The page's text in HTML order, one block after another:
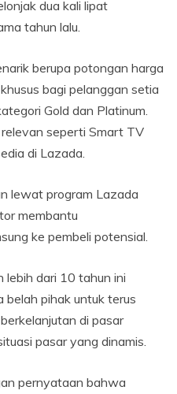
dua kali lipat
tahun lalu.
berupa potongan harga
bagi pelanggan setia
Gold dan Platinum.
seperti Smart TV
di Lazada.
lewat program Lazada
membantu
ke pembeli potensial.
lebih dari 10 tahun ini
belah pihak untuk terus
di pasar
pasar yang dinamis.
pernyataan bahwa